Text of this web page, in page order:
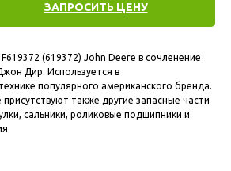
ЗАПРОСИТЬ ЦЕНУ
(619372) John Deere в сочленение
Дир. Используется в
популярного американского бренда.
также другие запасные части
сальники, роликовые подшипники и